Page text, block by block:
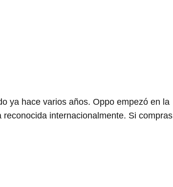
ya hace varios años. Oppo empezó en la
internacionalmente. Si compras